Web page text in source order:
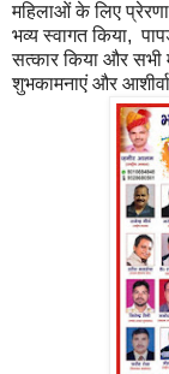
महिलाओं के लिए
भव्य स्वागत किया,
सत्कार किया और सभी
शुभकामनाएं और